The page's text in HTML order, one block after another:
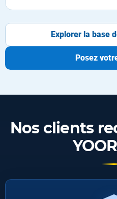
Explorer la base
Posez
Nos clients